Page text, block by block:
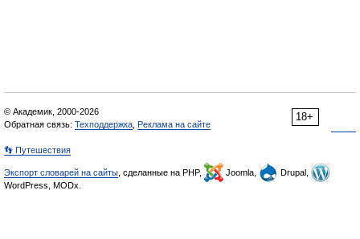
18+
© Академик, 2000-2026
Обратная связь: Техподдержка, Реклама на сайте
👣 Путешествия
Экспорт словарей на сайты, сделанные на PHP, Joomla,
Drupal,
WordPress, MODx.